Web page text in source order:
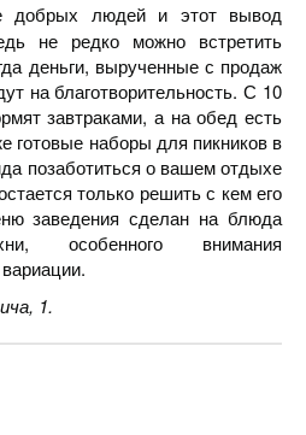
добрых людей и этот вывод
не редко можно встретить
деньги, вырученные с продаж
на благотворительность. С 10
завтраками, а на обед есть
готовые наборы для пикников в
позаботиться о вашем отдыхе
только решить с кем его
заведения сделан на блюда
особенного внимания
1.